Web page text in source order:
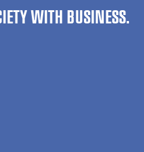
WITH BUSINESS.